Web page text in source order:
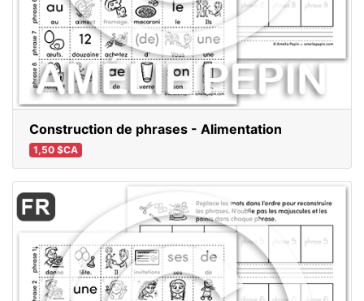
Construction de phrases - Alimentation
1,50 $CA